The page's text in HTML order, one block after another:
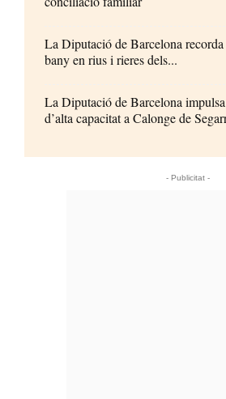
La Diputació de Barcelona
bany en rius i rieres dels...
La Diputació de Barcelona
d’alta capacitat a Calonge de
- Publicitat -